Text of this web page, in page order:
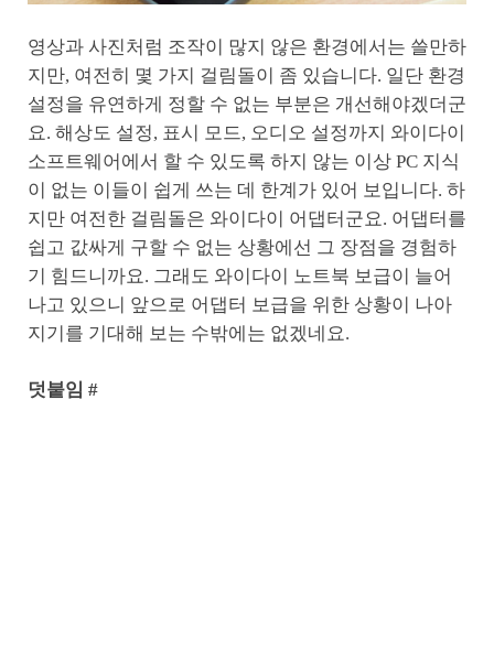
영상과 사진처럼 조작이 많지 않은 환경에서는 쓸만하
지만, 여전히 몇 가지 걸림돌이 좀 있습니다. 일단 환경
설정을 유연하게 정할 수 없는 부분은 개선해야겠더군
요. 해상도 설정, 표시 모드, 오디오 설정까지 와이다이
소프트웨어에서 할 수 있도록 하지 않는 이상 PC 지식
이 없는 이들이 쉽게 쓰는 데 한계가 있어 보입니다. 하
지만 여전한 걸림돌은 와이다이 어댑터군요. 어댑터를
쉽고 값싸게 구할 수 없는 상황에선 그 장점을 경험하
기 힘드니까요. 그래도 와이다이 노트북 보급이 늘어
나고 있으니 앞으로 어댑터 보급을 위한 상황이 나아
지기를 기대해 보는 수밖에는 없겠네요.
덧붙임 #